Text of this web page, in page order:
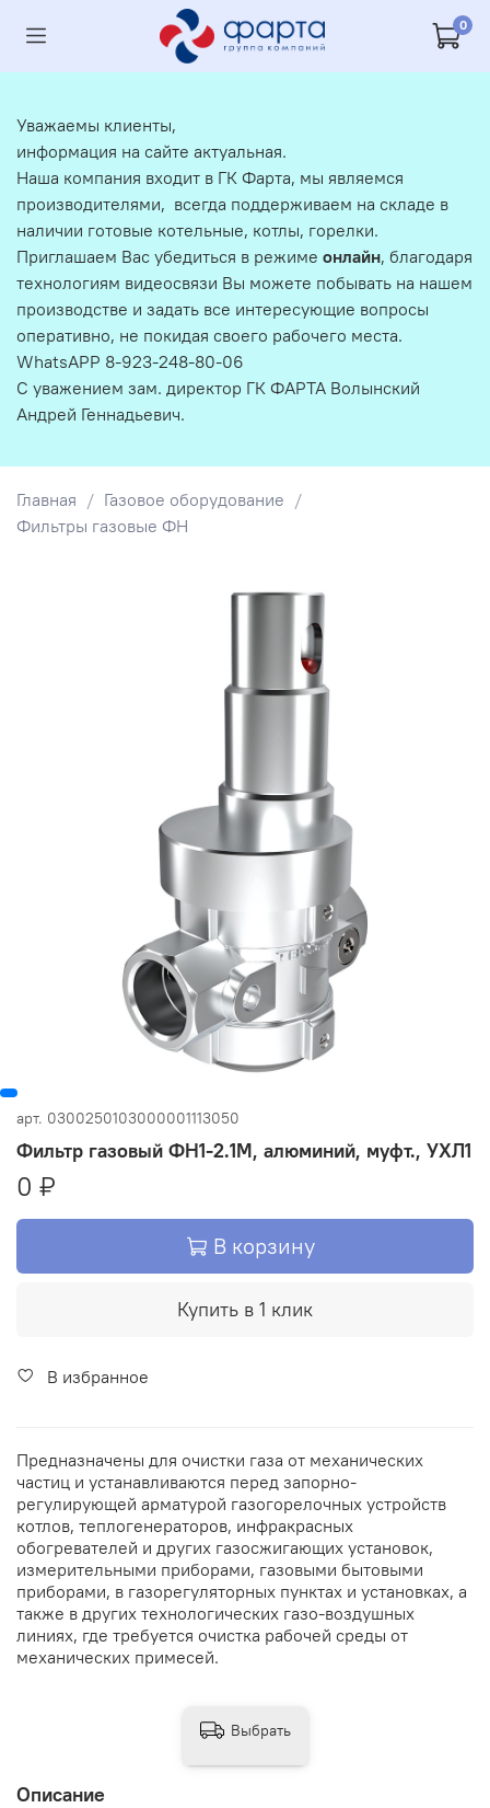
0
Главная
Газовое оборудование
Фильтры газовые ФН
арт. 0300250103000001113050
Фильтр газовый ФН1-2.1М, алюминий, муфт., УХЛ1
0 ₽
В корзину
Купить в 1 клик
В избранное
Предназначены для очистки газа от механических
частиц и устанавливаются перед запорно-
регулирующей арматурой газогорелочных устройств
котлов, теплогенераторов, инфракрасных
обогревателей и других газосжигающих установок,
измерительными приборами, газовыми бытовыми
приборами, в газорегуляторных пунктах и установках, а
также в других технологических газо-воздушных
линиях, где требуется очистка рабочей среды от
механических примесей.
Описание
Выбрать
Уважаемы клиенты,
информация на сайте актуальная.
Наша компания входит в ГК Фарта, мы являемся
производителями, всегда поддерживаем на складе в
наличии готовые котельные, котлы, горелки.
Приглашаем Вас убедиться в режиме онлайн, благодаря
технологиям видеосвязи Вы можете побывать на нашем
производстве и задать все интересующие вопросы
оперативно, не покидая своего рабочего места.
WhatsAPP 8-923-248-80-06
С уважением зам. директор ГК ФАРТА Волынский
Андрей Геннадьевич.